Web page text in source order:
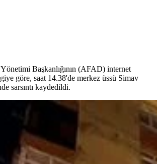
Başkanlığının (AFAD) internet
göre, saat 14.38'de merkez üssü Simav
sarsıntı kaydedildi.